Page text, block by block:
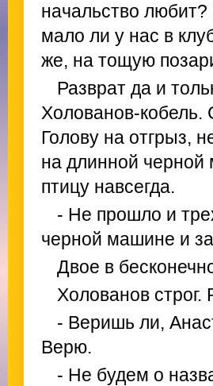
начальство
мало ли у нас в
же, на тощую
Разврат да и
Холованов-кобель.
Голову на отгрыз,
на длинной
птицу навсегда.
- Не прошло и
черной машине и
Двое в
Холованов строг.
- Веришь ли,
Верю.
- Не будем о